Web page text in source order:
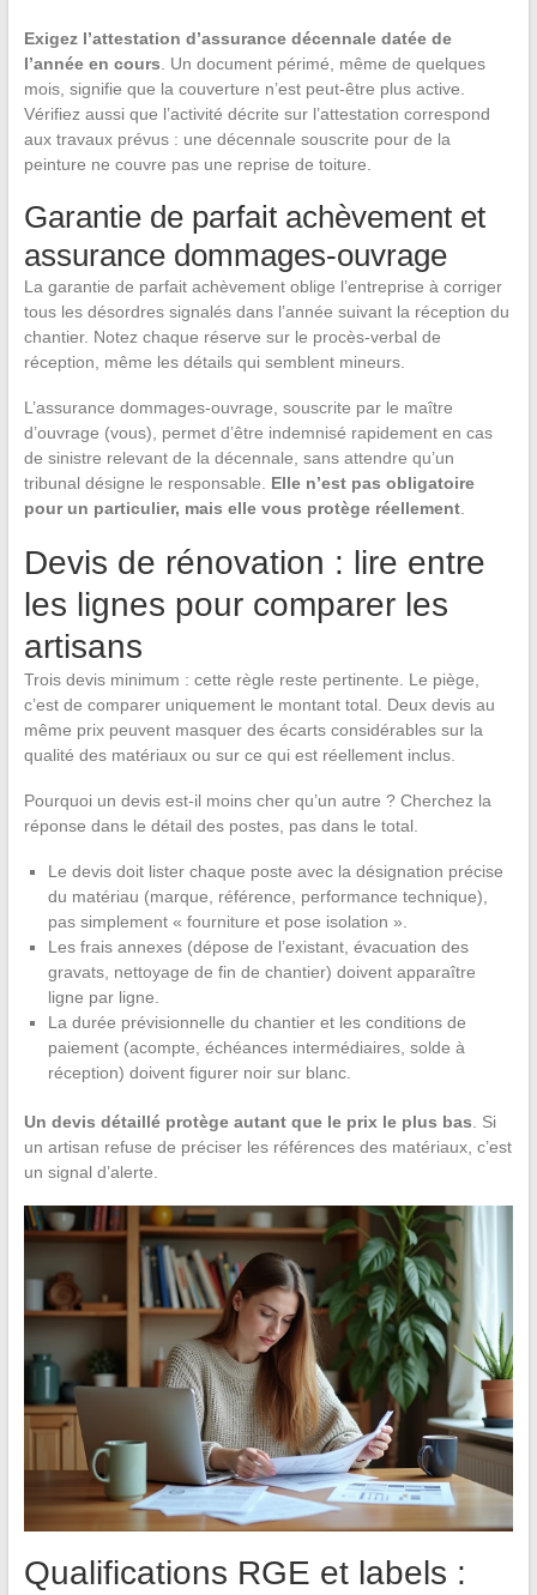
Exigez l’attestation d’assurance décennale datée de
l’année en cours . Un document périmé, même de quelques
mois, signifie que la couverture n’est peut-être plus active.
Vérifiez aussi que l’activité décrite sur l’attestation correspond
aux travaux prévus : une décennale souscrite pour de la
peinture ne couvre pas une reprise de toiture.
Garantie de parfait achèvement et
assurance dommages-ouvrage
La garantie de parfait achèvement oblige l’entreprise à corriger
tous les désordres signalés dans l’année suivant la réception du
chantier. Notez chaque réserve sur le procès-verbal de
réception, même les détails qui semblent mineurs.
L’assurance dommages-ouvrage, souscrite par le maître
d’ouvrage (vous), permet d’être indemnisé rapidement en cas
de sinistre relevant de la décennale, sans attendre qu’un
tribunal désigne le responsable. Elle n’est pas obligatoire
pour un particulier, mais elle vous protège réellement.
Devis de rénovation : lire entre
les lignes pour comparer les
artisans
Trois devis minimum : cette règle reste pertinente. Le piège,
c’est de comparer uniquement le montant total. Deux devis au
même prix peuvent masquer des écarts considérables sur la
qualité des matériaux ou sur ce qui est réellement inclus.
Pourquoi un devis est-il moins cher qu’un autre ? Cherchez la
réponse dans le détail des postes, pas dans le total.
Le devis doit lister chaque poste avec la désignation précise
du matériau (marque, référence, performance technique),
pas simplement « fourniture et pose isolation ».
Les frais annexes (dépose de l’existant, évacuation des
gravats, nettoyage de fin de chantier) doivent apparaître
ligne par ligne.
La durée prévisionnelle du chantier et les conditions de
paiement (acompte, échéances intermédiaires, solde à
réception) doivent figurer noir sur blanc.
Un devis détaillé protège autant que le prix le plus bas . Si
un artisan refuse de préciser les références des matériaux, c’est
un signal d’alerte.
Qualifications RGE et labels :